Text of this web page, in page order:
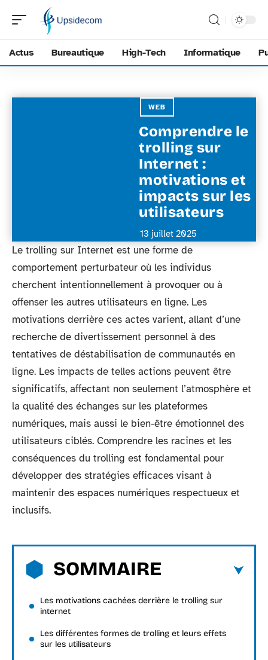
Actus Bureautique High-Tech Informatique
WEB
Comprendre le
trolling sur
Internet :
motivations et
impacts sur les
utilisateurs
13 juillet 2025
Le trolling sur Internet est une forme de
comportement perturbateur où les individus
cherchent intentionnellement à provoquer ou à
offenser les autres utilisateurs en ligne. Les
motivations derrière ces actes varient, allant d’une
recherche de divertissement personnel à des
tentatives de déstabilisation de communautés en
ligne. Les impacts de telles actions peuvent être
significatifs, affectant non seulement l’atmosphère et
la qualité des échanges sur les plateformes
numériques, mais aussi le bien-être émotionnel des
utilisateurs ciblés. Comprendre les racines et les
conséquences du trolling est fondamental pour
développer des stratégies efficaces visant à
maintenir des espaces numériques respectueux et
inclusifs.
SOMMAIRE
Les motivations cachées derrière le trolling sur
internet
Les différentes formes de trolling et leurs effets
sur les utilisateurs